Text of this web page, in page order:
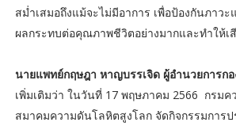
สม่ำเสมอถึงแม้จะไม่มีอาการ เพื่อป้องกันภาว
ผลกระทบต่อคุณภาพชีวิตอย่างมากและทำให้เ
นายแพทย์กฤษฎา หาญบรรเจิด ผู้อำนวยการก
เพิ่มเติมว่า ในวันที่ 17 พฤษภาคม 2566 กรมค
สมาคมความดันโลหิตสูงโลก จัดกิจกรรมการป